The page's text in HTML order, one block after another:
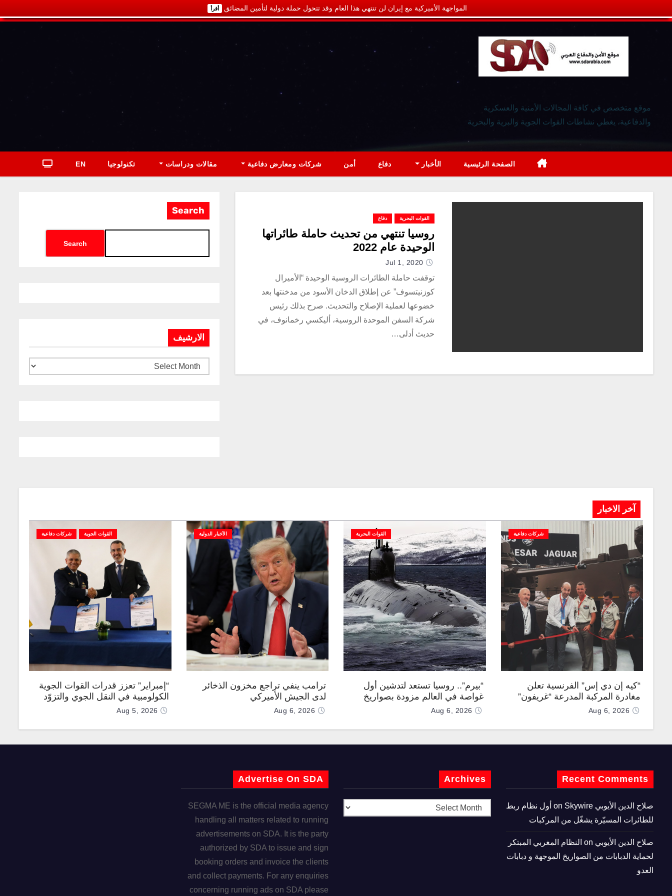
المواجهة الأميركية مع إيران لن تنتهي هذا العام وقد تتحول حملة دولية لتأمين المضائق أقرأ
موقع متخصص في كافة المجالات الأمنية والعسكرية
والدفاعية، يغطي نشاطات القوات الجوية والبرية والبحرية
الصفحة الرئيسية الأخبار دفاع أمن شركات ومعارض دفاعية مقالات ودراسات تكنولوجيا EN
القوات البحرية دفاع
روسيا تنتهي من تحديث حاملة طائراتها
الوحيدة عام 2022
Jul 1, 2020
توقفت حاملة الطائرات الروسية الوحيدة “الأميرال
كوزنيتسوف” عن إطلاق الدخان الأسود من مدخنتها بعد
خضوعها لعملية الإصلاح والتحديث. صرح بذلك رئيس
شركة السفن الموحدة الروسية، أليكسي رخمانوف، في
حديث أدلى…
Search
Search
الارشيف
آخر الاخبار
شركات دفاعية
“كيه إن دي إس” الفرنسية تعلن
مغادرة المركبة المدرعة “غريفون”
رقم 1000 لخط الإنتاجAug 6, 2026
القوات البحرية
“بيرم”.. روسيا تستعد لتدشين أول
غواصة في العالم مزودة بصواريخ
كروز فرط صوتية
Aug 6, 2026
الأخبار الدولية
ترامب ينفي تراجع مخزون الذخائر
لدى الجيش الأميركي
Aug 6, 2026
القوات الجوية شركات دفاعية
“إمبراير” تعزز قدرات القوات الجوية
الكولومبية في النقل الجوي والتزوّد
بالوقود جوًا من خلال تزويدها بطائرتي
Aug 5, 2026
Recent Comments
صلاح الدين الأيوبي
Skywire أول نظام ربط
للطائرات المسيّرة يشغّل من المركبات
صلاح الدين الأيوبي
النظام المغربي المبتكر
لحماية الدبابات من الصواريخ الموجهة و دبابات
العدو
Archives
Advertise On SDA
SEGMA ME is the official media agency
handling all matters related to running
advertisements on SDA. It is the party
authorized by SDA to issue and sign
booking orders and invoice the clients
and collect payments. For any enquiries
concerning running ads on SDA please